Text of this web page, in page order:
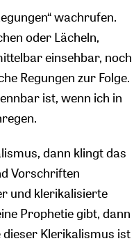
wachrufen.
oder Lächeln,
einsehbar, noch
Regungen zur Folge.
ist, wenn ich in
dann klingt das
Vorschriften
und klerikalisierte
Prophetie gibt, dann
dieser Klerikalismus ist